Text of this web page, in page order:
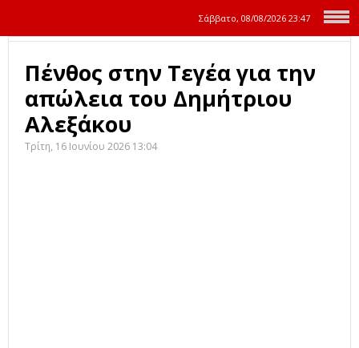
Σάββατο, 08/08/2026 23:47
Πένθος στην Τεγέα για την
απώλεια του Δημήτριου
Αλεξάκου
Τρίτη, 16 Ιουνίου 2026 13:04